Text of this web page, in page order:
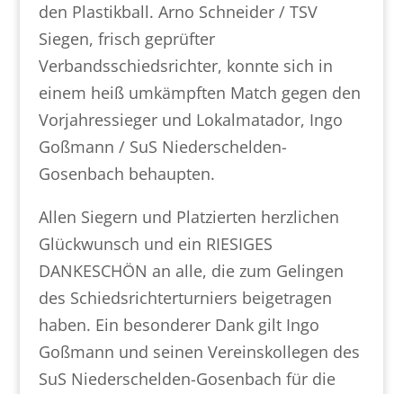
den Plastikball. Arno Schneider / TSV
Siegen, frisch geprüfter
Verbandsschiedsrichter, konnte sich in
einem heiß umkämpften Match gegen den
Vorjahressieger und Lokalmatador, Ingo
Goßmann / SuS Niederschelden-
Gosenbach behaupten.
Allen Siegern und Platzierten herzlichen
Glückwunsch und ein RIESIGES
DANKESCHÖN an alle, die zum Gelingen
des Schiedsrichterturniers beigetragen
haben. Ein besonderer Dank gilt Ingo
Goßmann und seinen Vereinskollegen des
SuS Niederschelden-Gosenbach für die